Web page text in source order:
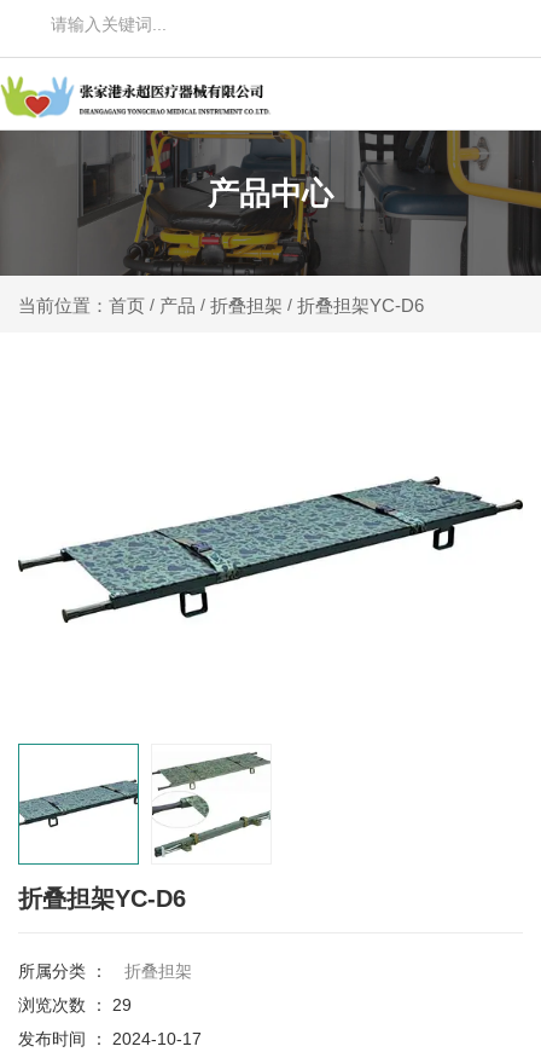
产品中心
当前位置：首页 / 产品 / 折叠担架 / 折叠担架YC-D6
折叠担架YC-D6
所属分类 ：
折叠担架
浏览次数 ： 29
发布时间 ： 2024-10-17